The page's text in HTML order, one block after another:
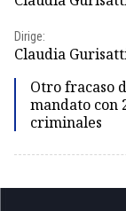
Dirige:
Claudia
Otro fracaso
mandato con
criminales
1